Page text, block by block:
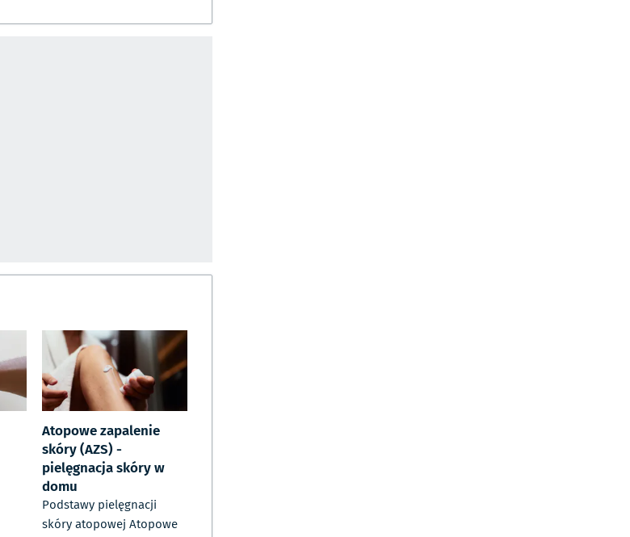
Atopowe zapalenie
skóry (AZS) -
pielęgnacja skóry w
domu
Podstawy pielęgnacji
skóry atopowej Atopowe